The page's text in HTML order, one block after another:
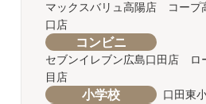
マックスバリュ高陽店 コー
口店
コンビニ
セブンイレブン広島口田店 ロ
目店
小学校 口田東